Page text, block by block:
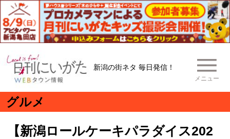
新潟の街ネタ 毎日発信！
メニュー
グルメ
【新潟ロールケーキパラダイス202